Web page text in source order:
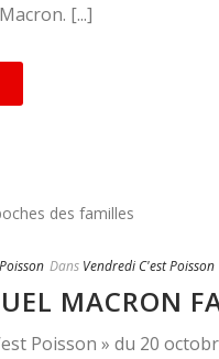
[...]
Dans Vendredi C'est Poisson
MACRON
Poisson » du 20